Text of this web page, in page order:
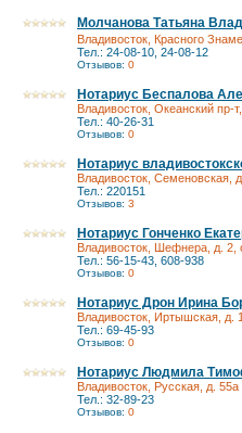
Молчанова Татьяна
Владивосток, Красного
Тел.: 24-08-10, 24-08-12
Отзывов: 0
Нотариус Беспалова
Владивосток, Океанский пр-
Тел.: 40-26-31
Отзывов: 0
Нотариус
Владивосток, Семеновская,
Тел.: 220151
Отзывов: 3
Нотариус Гонченко
Владивосток, Шефнера, д. 2,
Тел.: 56-15-43, 608-938
Отзывов: 0
Нотариус Дрон Ирина
Владивосток, Иртышская, д.
Тел.: 69-45-93
Отзывов: 0
Нотариус Людмила
Владивосток, Русская, д. 55а
Тел.: 32-89-23
Отзывов: 0